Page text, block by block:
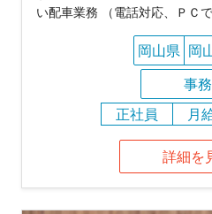
い配車業務 （電話対応、ＰＣ
岡山県 岡
事務
正社員
月
詳細を